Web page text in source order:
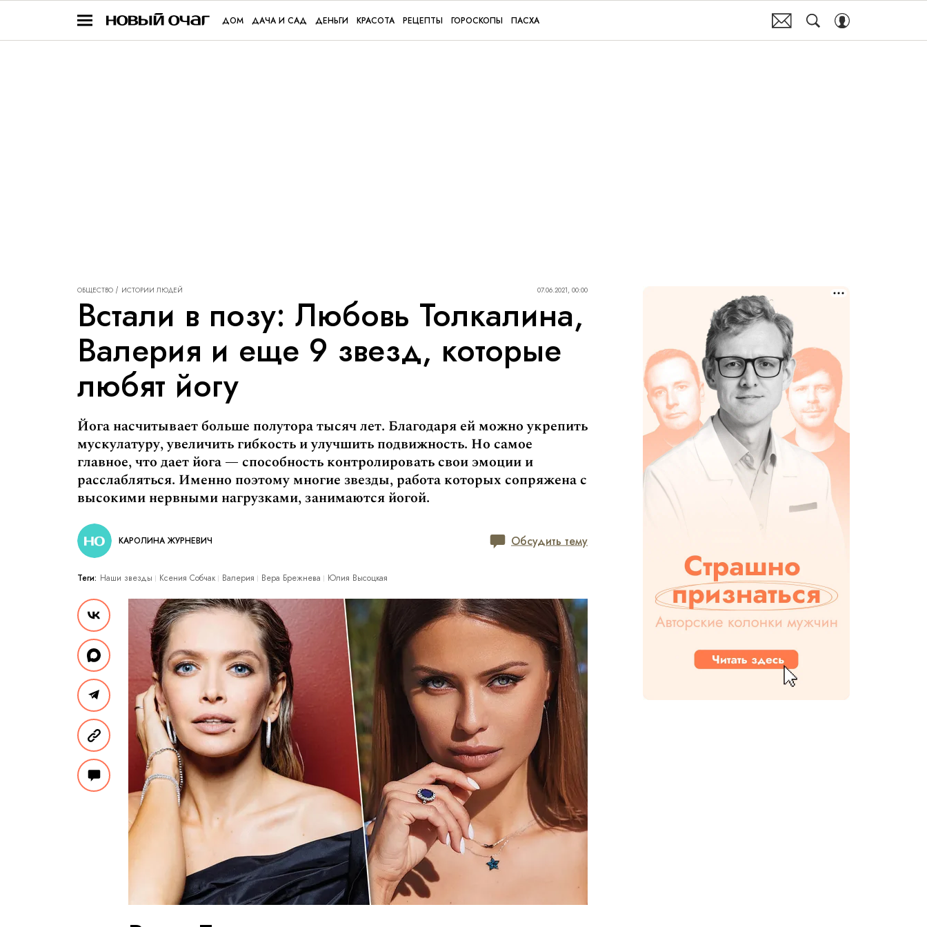
ДОМ ДАЧА И САД ДЕНЬГИ КРАСОТА РЕЦЕПТЫ ГОРОСКОПЫ ПАСХА
ОБЩЕСТВО ИСТОРИИ ЛЮДЕЙ 07.06.2021, 00:00
Встали в позу: Любовь Толкалина,
Валерия и еще 9 звезд, которые
любят йогу
Йога насчитывает больше полутора тысяч лет. Благодаря ей можно укрепить
мускулатуру, увеличить гибкость и улучшить подвижность. Но самое
главное, что дает йога — способность контролировать свои эмоции и
расслабляться. Именно поэтому многие звезды, работа которых сопряжена с
высокими нервными нагрузками, занимаются йогой.
КАРОЛИНА ЖУРНЕВИЧ Обсудить тему
Теги: Наши звезды Ксения Собчак Валерия Вера Брежнева Юлия Высоцкая